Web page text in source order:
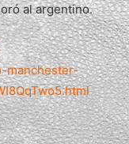
al argentino.
manchester-